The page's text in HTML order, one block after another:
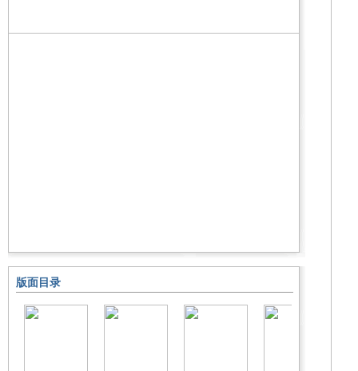
版面目录